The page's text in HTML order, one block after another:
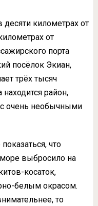
километрах от
от
порта
посёлок Экиан,
трёх тысяч
район,
очень необычными
что
выбросило на
косаток,
белым окрасом.
то